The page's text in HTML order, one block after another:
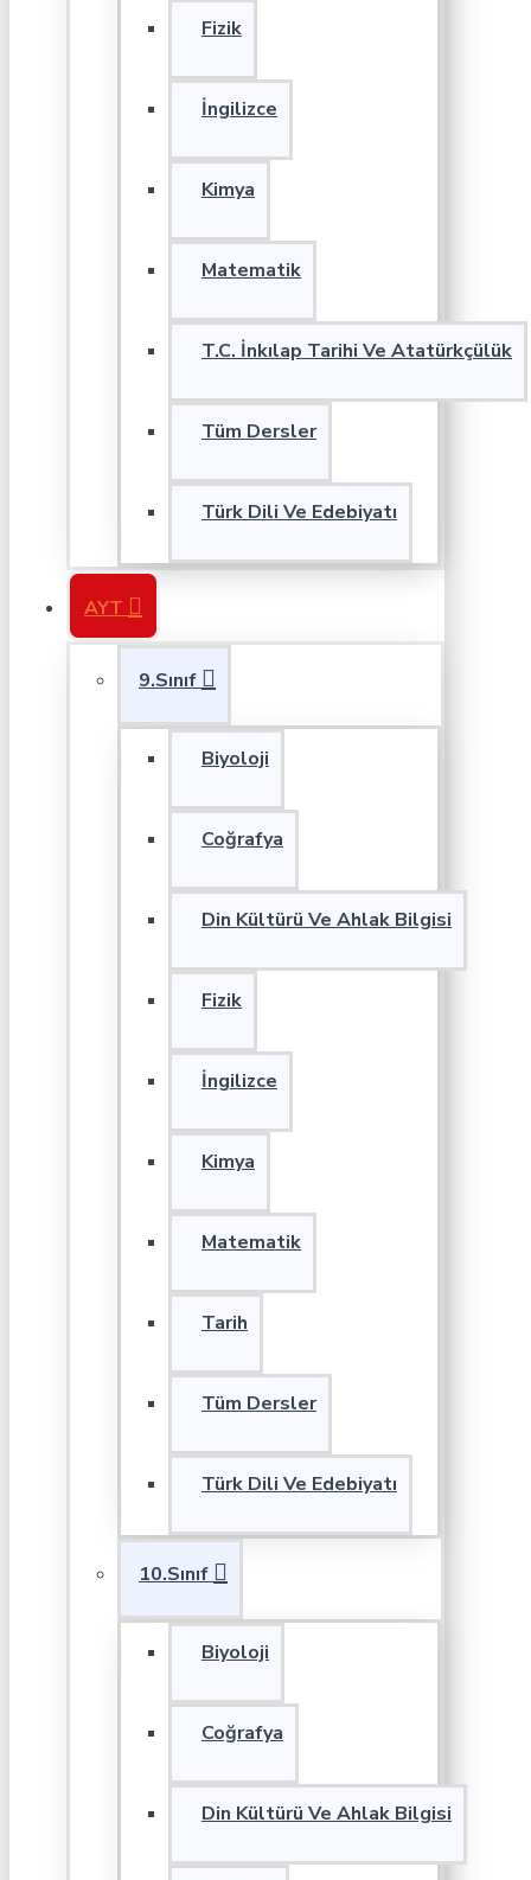
Fizik
İngilizce
Kimya
Matematik
T.C. İnkılap Tarihi Ve Atatürkçülük
Tüm Dersler
Türk Dili Ve Edebiyatı
AYT
9.Sınıf
Biyoloji
Coğrafya
Din Kültürü Ve Ahlak Bilgisi
Fizik
İngilizce
Kimya
Matematik
Tarih
Tüm Dersler
Türk Dili Ve Edebiyatı
10.Sınıf
Biyoloji
Coğrafya
Din Kültürü Ve Ahlak Bilgisi